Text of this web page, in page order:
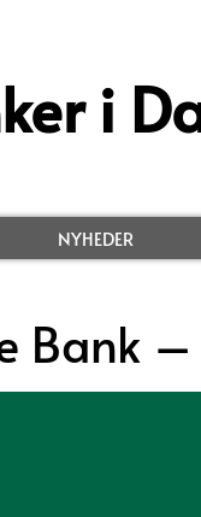
i
NYHEDER
Bank